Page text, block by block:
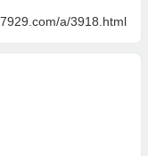
a/3918.html